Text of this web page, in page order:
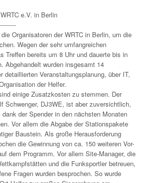
e.V. in Berlin
Organisatoren der WRTC in Berlin, um die
Wegen der sehr umfangreichen
Treffen bereits um 8 Uhr und dauerte bis in
Abgehandelt wurden insgesamt 14
detaillierten Veranstaltungsplanung, über IT,
der Helfer.
einige Zusatzkosten zu stemmen. Der
Schwenger, DJ3WE, ist aber zuversichtlich,
der Spender in den nächsten Monaten
Vor allem die Abgabe der Stationspakete
Baustein. Als große Herausforderung
die Gewinnung von ca. 150 weiteren Vor-
dem Programm. Vor allem Site-Manager, die
und die Funksportler betreuen,
Fragen wurden besprochen. So wurde